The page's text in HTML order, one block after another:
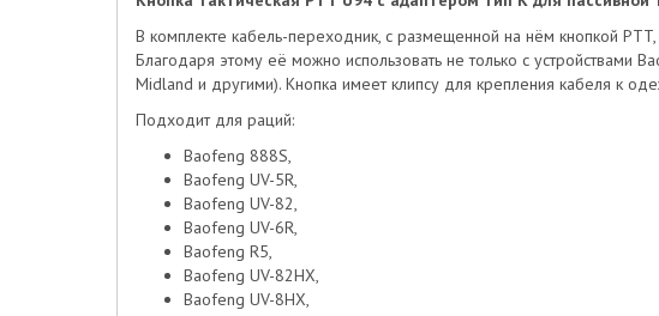
В комплекте кабель-переходник, с размещенной на нём кнопкой
Благодаря этому её можно использовать не только с устройствами
Midland и другими). Кнопка имеет клипсу для крепления кабеля к
Подходит для раций:
Baofeng 888S,
Baofeng UV-5R,
Baofeng UV-82,
Baofeng UV-6R,
Baofeng R5,
Baofeng UV-82HX,
Baofeng UV-8HX,